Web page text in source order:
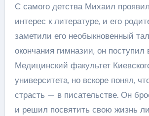
С самого детства Михаил
интерес к литературе, и его
заметили его необыкновенный
окончания гимназии, он поступил
Медицинский факультет
университета, но вскоре понял,
страсть — в писательстве. Он
и решил посвятить свою жизнь